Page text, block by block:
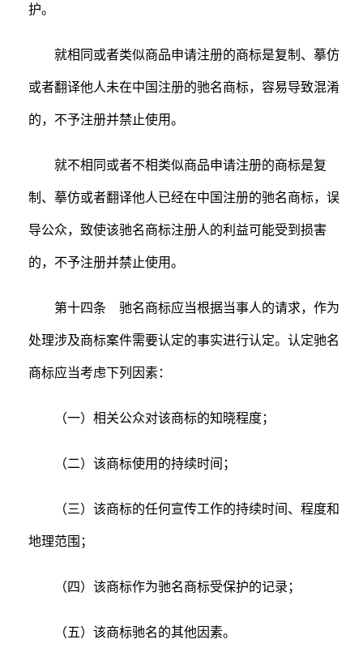
护。
就相同或者类似商品申请注册的商标是复制、摹仿
或者翻译他人未在中国注册的驰名商标，容易导致混淆
的，不予注册并禁止使用。
就不相同或者不相类似商品申请注册的商标是复
制、摹仿或者翻译他人已经在中国注册的驰名商标，误
导公众，致使该驰名商标注册人的利益可能受到损害
的，不予注册并禁止使用。
第十四条 驰名商标应当根据当事人的请求，作为
处理涉及商标案件需要认定的事实进行认定。认定驰名
商标应当考虑下列因素：
（一）相关公众对该商标的知晓程度；
（二）该商标使用的持续时间；
（三）该商标的任何宣传工作的持续时间、程度和
地理范围；
（四）该商标作为驰名商标受保护的记录；
（五）该商标驰名的其他因素。